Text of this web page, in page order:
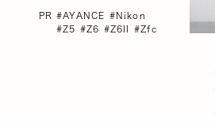
#GENIC_Nikon
PR #AYANCE #Nikon
#Z5 #Z6 #Z6II #Zfc